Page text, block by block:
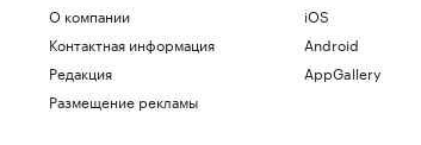
О компании
Контактная информация
Редакция
Размещение рекламы
iOS
Android
AppGallery